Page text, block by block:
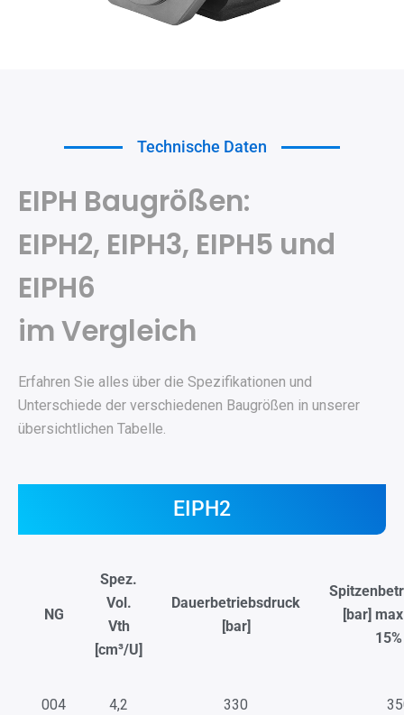
Technische Daten
EIPH Baugrößen:
EIPH2, EIPH3, EIPH5 und
EIPH6
im Vergleich
Erfahren Sie alles über die Spezifikationen und
Unterschiede der verschiedenen Baugrößen in unserer
übersichtlichen Tabelle.
EIPH2
NG
Spez.
Vol.
Vth
[cm³/U]
Dauerbetriebsdruck
[bar]
[bar]
004 4,2 330